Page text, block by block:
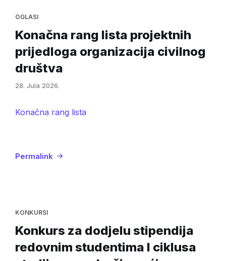
OGLASI
Konačna rang lista projektnih
prijedloga organizacija civilnog
društva
28. Jula 2026.
Konačna rang lista
Permalink
KONKURSI
Konkurs za dodjelu stipendija
redovnim studentima I ciklusa